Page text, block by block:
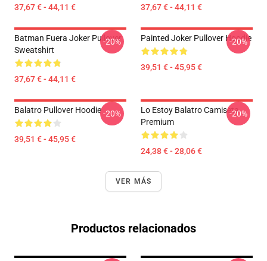
37,67 € - 44,11 € 37,67 € - 44,11 €
Batman Fuera Joker Pullover
Sweatshirt
37,67 € - 44,11 €
-20% Painted Joker Pullover Hoodie
39,51 € - 45,95 €
-20%
Balatro Pullover Hoodie
39,51 € - 45,95 €
-20%
Lo Estoy Balatro Camiseta
Premium
24,38 € - 28,06 €
-20%
VER MÁS
Productos relacionados